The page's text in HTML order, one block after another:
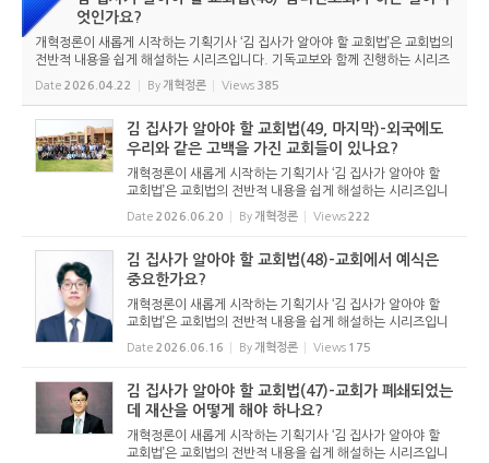
엇인가요?
개혁정론이 새롭게 시작하는 기획기사 ‘김 집사가 알아야 할 교회법’은 교회법의
전반적 내용을 쉽게 해설하는 시리즈입니다. 기독교보와 함께 진행하는 시리즈
로서 여기에 싣는 것은 기독교보의 허락을 받았습니다. 글 내용은 기독교보에
Date 2026.04.22 By 개혁정론 Views 385
김 집사가 알아야 할 교회법(49, 마지막)-외국에도
우리와 같은 고백을 가진 교회들이 있나요?
개혁정론이 새롭게 시작하는 기획기사 ‘김 집사가 알아야 할
교회법’은 교회법의 전반적 내용을 쉽게 해설하는 시리즈입니
다. 기독교보와 함께 진행하는 시리즈로서 여기에 싣는 것은
기독교보의 허락을 받았습니다. 글 내용은 기독교보에 실린
Date 2026.06.20 By 개혁정론 Views222
김 집사가 알아야 할 교회법(48)-교회에서 예식은
중요한가요?
개혁정론이 새롭게 시작하는 기획기사 ‘김 집사가 알아야 할
교회법’은 교회법의 전반적 내용을 쉽게 해설하는 시리즈입니
다. 기독교보와 함께 진행하는 시리즈로서 여기에 싣는 것은
기독교보의 허락을 받았습니다. 글 내용은 기독교보에 실린
Date 2026.06.16 By 개혁정론 Views 175
김 집사가 알아야 할 교회법(47)-교회가 폐쇄되었는
데 재산을 어떻게 해야 하나요?
개혁정론이 새롭게 시작하는 기획기사 ‘김 집사가 알아야 할
교회법’은 교회법의 전반적 내용을 쉽게 해설하는 시리즈입니